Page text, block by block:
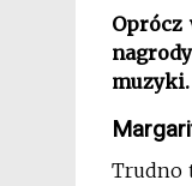
Oprócz
Trudno